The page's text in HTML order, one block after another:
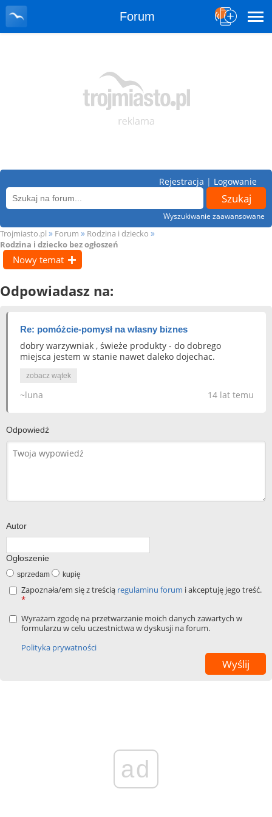
Forum
Wyszukiwanie zaawansowane
Rejestracja | Logowanie
Trojmiasto.pl » Forum » Rodzina i dziecko »
Rodzina i dziecko bez ogłoszeń
Nowy temat
Odpowiadasz na:
Re: pomóżcie-pomysł na własny biznes
dobry warzywniak , świeże produkty - do dobrego
miejsca jestem w stanie nawet daleko dojechac.
zobacz wątek
14 lat temu
~luna
Odpowiedź
Autor
Ogłoszenie
sprzedam kupię
Zapoznała/em się z treścią regulaminu forum i akceptuję jego treść.
*
Wyrażam zgodę na przetwarzanie moich danych zawartych w
formularzu w celu uczestnictwa w dyskusji na forum.
Polityka prywatności
ad